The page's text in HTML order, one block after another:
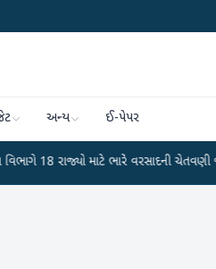
અન્ય ઈ-પેપર
રાજ્યો માટે ભારે વરસાદની ચેતવણી જારી કરી